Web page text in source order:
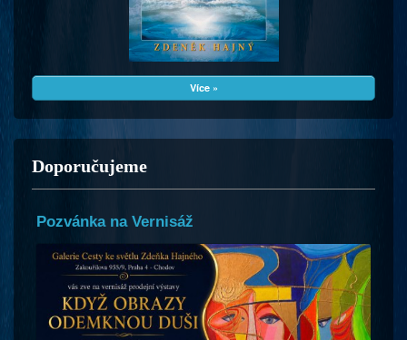
Více »
Doporučujeme
Pozvánka na Vernisáž